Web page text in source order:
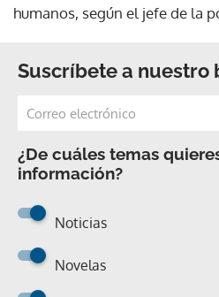
humanos, según el jefe de la
Suscríbete a nuestro
¿De cuáles temas
información?
Noticias
Novelas